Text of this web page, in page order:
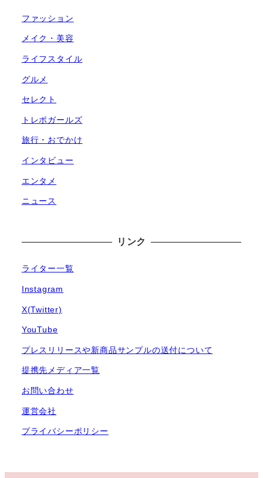
ファッション
メイク・美容
ライフスタイル
グルメ
セレクト
トレポガールズ
旅行・おでかけ
インタビュー
エンタメ
ニュース
リンク
ライター一覧
Instagram
X(Twitter)
YouTube
プレスリリースや新商品サンプルの送付について
提携先メディア一覧
お問い合わせ
運営会社
プライバシーポリシー